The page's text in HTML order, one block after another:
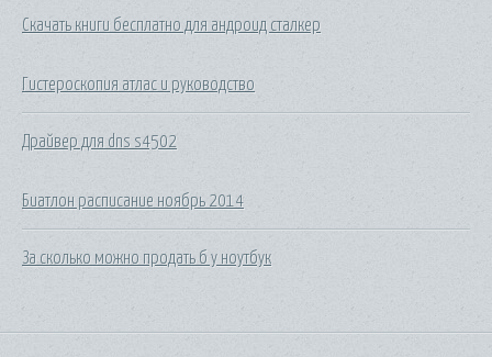
Скачать книги бесплатно для андроид сталкер
Гистероскопия атлас и руководство
Драйвер для dns s4502
Биатлон расписание ноябрь 2014
За сколько можно продать б у ноутбук